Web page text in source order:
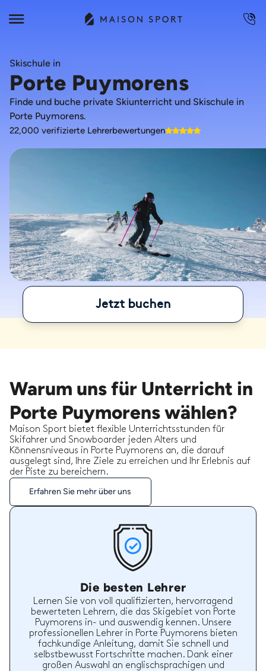
Skischule in
Porte Puymorens
Finde und buche private Skiunterricht und Skischule in
Porte Puymorens.
22,000 verifizierte Lehrerbewertungen
Jetzt buchen
Warum uns für Unterricht in
Porte Puymorens wählen?
Maison Sport bietet flexible Unterrichtsstunden für
Skifahrer und Snowboarder jeden Alters und
Könnensniveaus in Porte Puymorens an, die darauf
ausgelegt sind, Ihre Ziele zu erreichen und Ihr Erlebnis auf
der Piste zu bereichern.
Erfahren Sie mehr über uns
Die besten Lehrer
Lernen Sie von voll qualifizierten, hervorragend
bewerteten Lehrern, die das Skigebiet von Porte
Puymorens in- und auswendig kennen. Unsere
professionellen Lehrer in Porte Puymorens bieten
fachkundige Anleitung, damit Sie schnell und
selbstbewusst Fortschritte machen. Dank einer
großen Auswahl an englischsprachigen und